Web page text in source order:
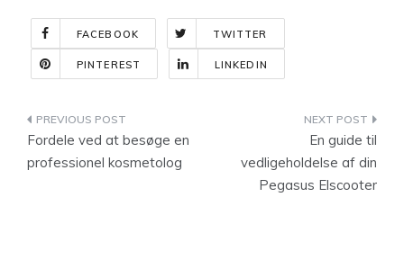
FACEBOOK TWITTER
PINTEREST LINKEDIN
Indlægsnavigation
Fordele ved at besøge en
professionel kosmetolog
En guide til
vedligeholdelse af din
Pegasus Elscooter